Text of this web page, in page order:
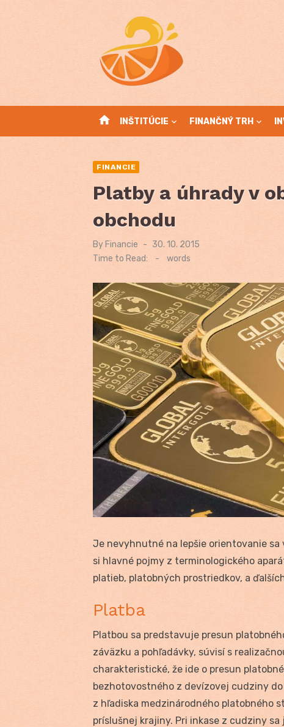
home INŠTITÚCIE FINANČNÝ TRH
FINANCIE
Platby a úhrady v
obchodu
By Financie
Posted
30. 10. 2015
Time to Read:
- words
Je nevyhnutné na lepšie orientovanie sa
si hlavné pojmy z terminologického
platieb, platobných prostriedkov, a
Platba
Platbou sa predstavuje presun
záväzku a pohľadávky, súvisí s
charakteristické, že ide o presun
bezhotovostného z devízovej cudziny
z hľadiska medzinárodného platobného
príslušnej krajiny. Pri inkase z cudziny